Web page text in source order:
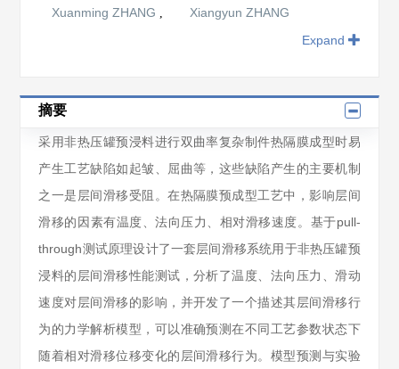
Xuanming ZHANG ,
Xiangyun ZHANG
Expand
摘要
采用非热压罐预浸料进行双曲率复杂制件热隔膜成型时易
产生工艺缺陷如起皱、屈曲等，这些缺陷产生的主要机制
之一是层间滑移受阻。在热隔膜预成型工艺中，影响层间
滑移的因素有温度、法向压力、相对滑移速度。基于pull-
through测试原理设计了一套层间滑移系统用于非热压罐预
浸料的层间滑移性能测试，分析了温度、法向压力、滑动
速度对层间滑移的影响，并开发了一个描述其层间滑移行
为的力学解析模型，可以准确预测在不同工艺参数状态下
随着相对滑移位移变化的层间滑移行为。模型预测与实验